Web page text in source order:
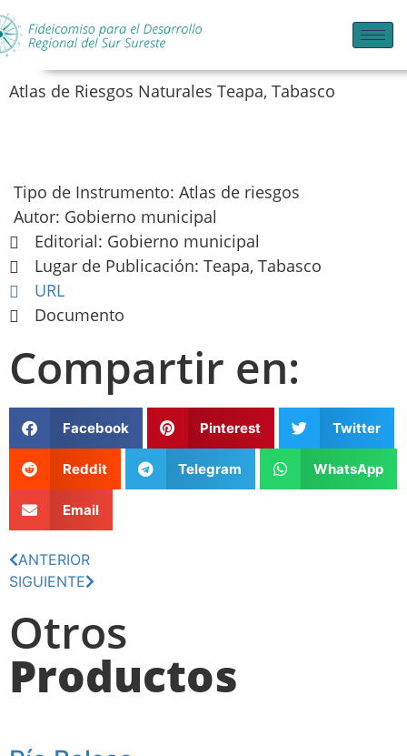
Atlas de Riesgos Naturales Teapa, Tabasco
Tipo de Instrumento: Atlas de riesgos
Autor: Gobierno municipal
Editorial: Gobierno municipal
Lugar de Publicación: Teapa, Tabasco
URL
Documento
Compartir en:
Facebook Pinterest Twitter
Reddit Telegram WhatsApp
Email
ANTERIOR
SIGUIENTE
Otros
Productos